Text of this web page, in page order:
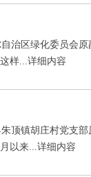
绿化委员会原
样...详细内容
胡庄村党支部
以来...详细内容